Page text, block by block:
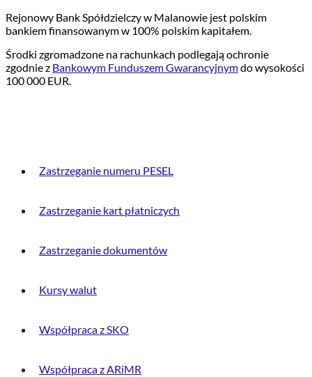
Rejonowy Bank Spółdzielczy w Malanowie jest polskim
bankiem finansowanym w 100% polskim kapitałem.
Środki zgromadzone na rachunkach podlegają ochronie
zgodnie z Bankowym Funduszem Gwarancyjnymdo wysokości
100 000 EUR.
Zastrzeganie numeru PESEL
Zastrzeganie kart płatniczych
Zastrzeganie dokumentów
Kursy walut
Współpraca z SKO
Współpraca z ARiMR